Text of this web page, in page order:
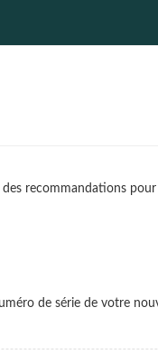
recommandations
de série de votre